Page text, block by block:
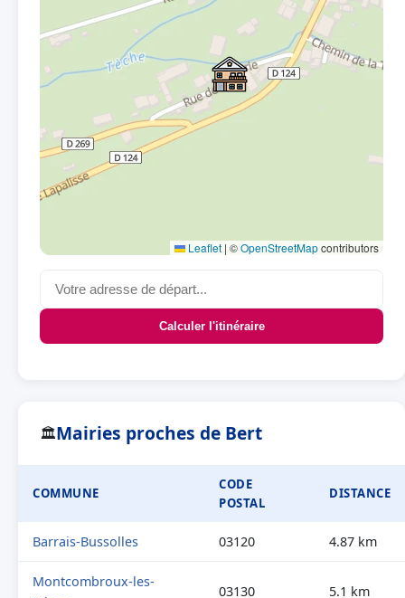
Leaflet | ©OpenStreetMapcontributors
Calculer l'itinéraire
🏛Mairies proches de Bert
COMMUNE
CODE
POSTAL
DISTANCE
Barrais-Bussolles 03120 4.87 km
Montcombroux-les-
03130 5.1 km